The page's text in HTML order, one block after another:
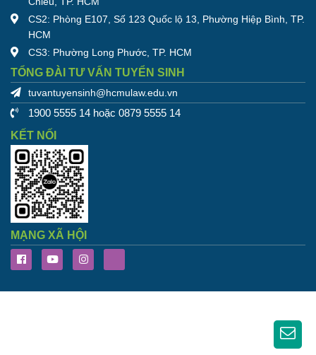
CS2: Phòng E107, Số 123 Quốc lộ 13, Phường Hiệp Bình, TP.
HCM
CS3: Phường Long Phước, TP. HCM
TỔNG ĐÀI TƯ VẤN TUYỂN SINH
tuvantuyensinh@hcmulaw.edu.vn
1900 5555 14 hoặc 0879 5555 14
KẾT NỐI
MẠNG XÃ HỘI